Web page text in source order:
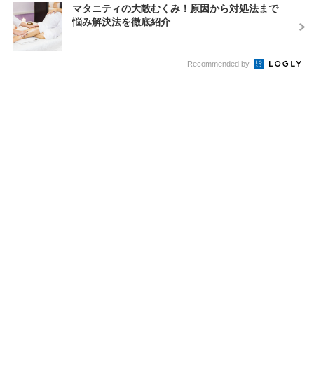
マタニティの大敵むくみ！原因から対処法まで
悩み解決法を徹底紹介
Recommended by